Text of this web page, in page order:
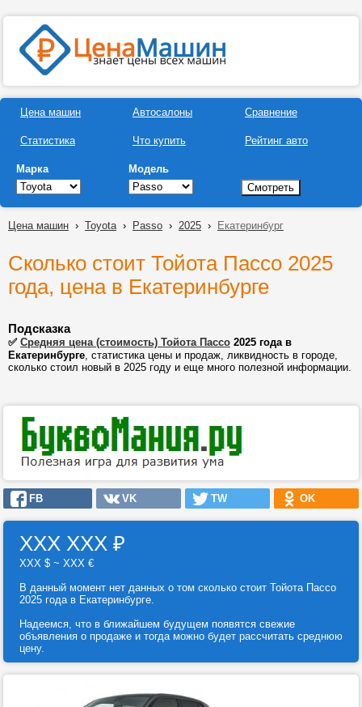
Цена машин
Статистика
Автосалоны
Что купить
Сравнение
Рейтинг авто
Марка Модель
Цена машин › Toyota› Passo › 2025 › Екатеринбург
Сколько стоит Тойота Пассо 2025
года, цена в Екатеринбурге
Подсказка
✅ Средняя цена (стоимость) Тойота Пассо 2025 года в
Екатеринбурге, статистика цены и продаж, ликвидность в городе,
сколько стоил новый в 2025 году и еще много полезной информации.
FB VK TW OK
ХХХ ХХХ ₽
ХХХ $ ~ ХХХ €
В данный момент нет данных о том сколько стоит Тойота Пассо
2025 года в Екатеринбурге.
Надеемся, что в ближайшем будущем появятся свежие
объявления о продаже и тогда можно будет рассчитать среднюю
цену.